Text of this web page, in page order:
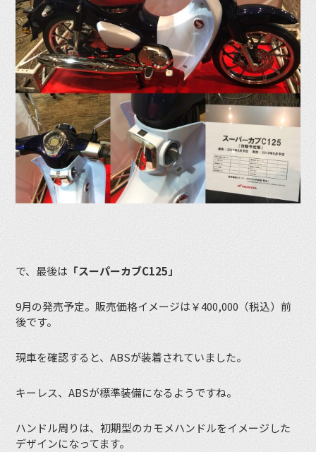
で、最後は 「スーパーカブC125」
9月の発売予定。販売価格イメージは￥400,000（税込）前
後です。
現車を確認すると、ABSが装着されていました。
キーレス、ABSが標準装備になるようですね。
ハンドル周りは、初期型のカモメハンドルをイメージした
デザインになってます。